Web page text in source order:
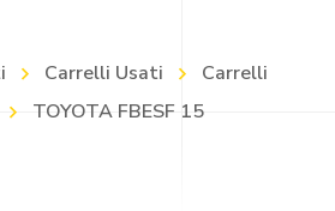
Carrelli Usati
Carrelli
TOYOTA FBESF 15